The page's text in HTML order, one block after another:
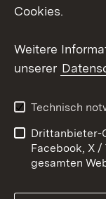
Youtube
Kontakt
Barrierefreiheit
Impressum
Cookies.
Weitere
unserer
Technisch
Drittanbieter-
Facebook, X
gesamten